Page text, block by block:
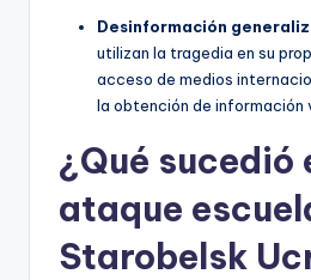
Desinformación
utilizan la tragedia en su
acceso de medios
la obtención de información
¿Qué sucedió
ataque
Starobelsk